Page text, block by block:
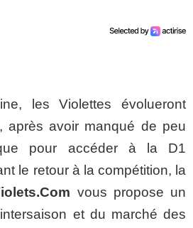
les Violettes évolueront
après avoir manqué de peu
pour accéder à la D1
le retour à la compétition, la
vous propose un
et du marché des